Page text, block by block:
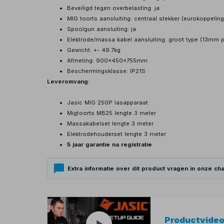
Beveiligd tegen overbelasting: ja
MIG toorts aansluiting: centraal stekker
Spoolgun aansluiting: ja
Elektrode/massa kabel aansluiting: groot type (13mm
Gewicht: +- 49.7kg
Afmeting: 900x450x755mm
Beschermingsklasse: IP21S
Leveromvang:
Jasic MIG 250P lasapparaat
Migtoorts MB25 lengte 3 meter
Massakabelset lengte 3 meter
Elektrodehouderset lengte 3 meter
5 jaar garantie na registratie
Extra informatie over dit product vragen in onze
Productvideo